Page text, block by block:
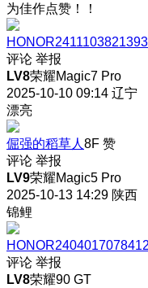
为佳作点赞！！
HONOR2411103821393
评论 举报
LV8荣耀Magic7 Pro
2025-10-10 09:14 辽宁
漂亮
倔强的稻草人 8F 赞
评论 举报
LV9荣耀Magic5 Pro
2025-10-13 14:29 陕西
锦鲤
HONOR2404017078412
评论 举报
LV8荣耀90 GT